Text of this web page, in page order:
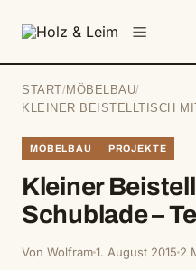
START / MÖBELBAU/
KLEINER BEISTELLTISCH
MÖBELBAU PROJEKTE
Kleiner
Schublade –
Von Wolfram1. August 2015 2